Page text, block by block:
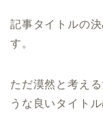
記事タイトルの
す。
ただ漠然と考え
うな良いタイト